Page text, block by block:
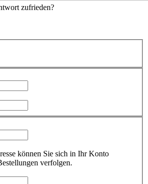
zufrieden?
können Sie sich in Ihr Konto
verfolgen.